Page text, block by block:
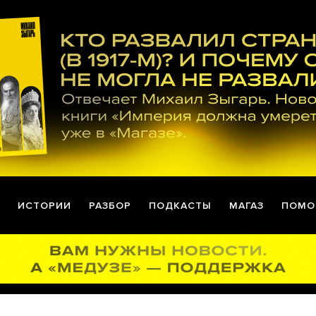
ИСТОРИИ РАЗБОР ПОДКАСТЫ МАГАЗ